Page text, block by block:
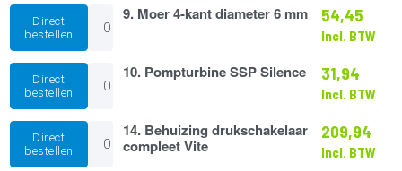
31.4
Vite/Speed
Silence
aantal
Direct
bestellen
9.
Moer
4-
kant
diameter
mm
aantal
9. Moer 4-kant diameter 6 mm 54,45
Incl. BTW
Direct
bestellen
10.
Pompturbine
SSP
Silence
aantal
10. Pompturbine SSP Silence 31,94
Incl. BTW
Direct
bestellen
14.
Behuizing
drukschakelaar
14. Behuizing drukschakelaar
compleet Vite
209,94
Incl. BTW